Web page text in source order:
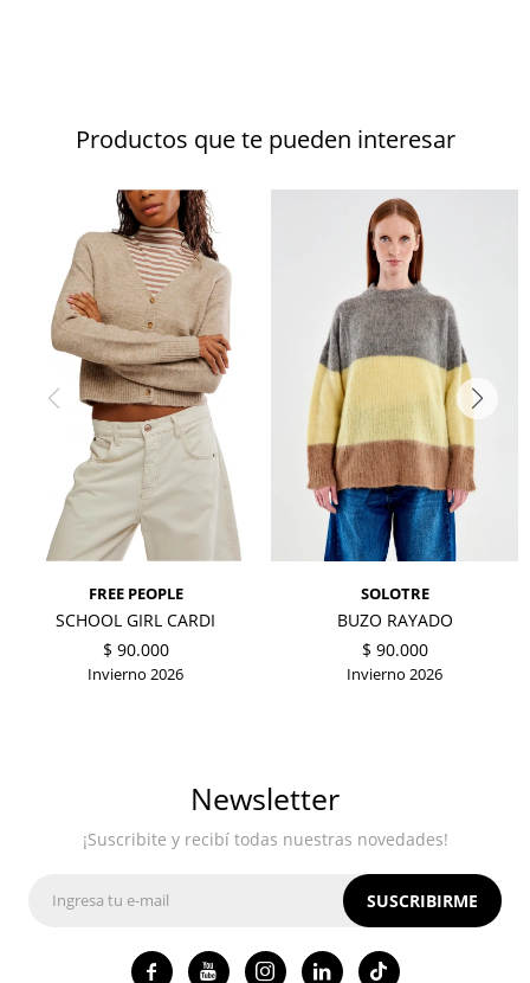
Productos que te pueden interesar
FREE PEOPLE
SCHOOL GIRL CARDI
$ 90.000
Invierno 2026
SOLOTRE
BUZO RAYADO
$ 90.000
Invierno 2026
Newsletter
¡Suscribite y recibí todas nuestras novedades!
SUSCRIBIRME
   